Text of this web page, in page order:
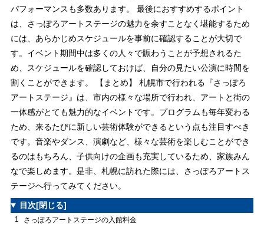
パフォーマンスも多数あります。 最後におすすめするポイント
は、さっぽろアートステージの魅力を余すことなく堪能するため
には、あらかじめスケジュールを事前に確認することが大切で
す。イベント期間中は多くの人々で賑わうことが予想されるた
め、スケジュールを確認しておけば、自分の見たい公演に時間を
割くことができます。 【まとめ】 札幌市で行われる『さっぽろ
アートステージ』は、市内の様々な場所で行われ、アートと街の
一体感がとても魅力的なイベントです。プログラムも毎年変わる
ため、来るたびに新しい芸術体験ができるという点も注目すべき
です。音楽やダンス、演劇など、様々な芸術を楽しむことができ
るのはもちろん、子供向けの企画も充実しているため、家族みん
なで楽しめます。是非、札幌に訪れた際には、さっぽろアートス
テージへ行ってみてください。
目次[閉じる]
1 さっぽろアートステージの入館料金